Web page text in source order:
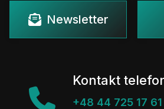
Newsletter
Kontakt
+48 44 725 17 61